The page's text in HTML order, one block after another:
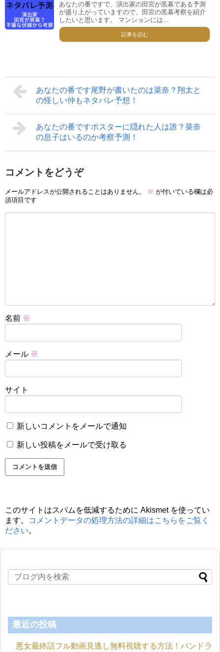
あなたの番ですで、演出家の田宮が黒幕である予測
が盛り上がっていますので、田宮の黒幕考察を紹介
したいと思います。 マンションには...
記事を読む
あなたの番です尾野が書いたのは菜奈？翔太と
の怪しい仲もネタバレ予想！
あなたの番ですポスターに隠れた人は誰？菜奈
の息子はいるのか考察予測！
コメントをどうぞ
メールアドレスが公開されることはありません。 ※ が付いている欄は必
須項目です
名前 ※
メール ※
サイト
新しいコメントをメールで通知
新しい投稿をメールで受け取る
このサイトはスパムを低減するために Akismet を使ってい
ます。
コメントデータの処理方法の詳細はこちらをご覧く
ださい。
最近の投稿
悪女最終話フル動画見逃し無料視聴する方法！パンドラ